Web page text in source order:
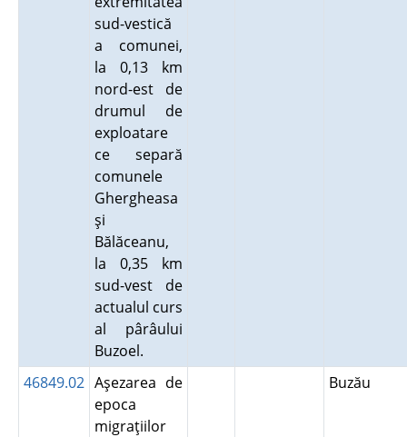
sud-vestică
a comunei,
la 0,13 km
nord-est de
drumul de
exploatare
ce separă
comunele
Ghergheasa
şi
Bălăceanu,
la 0,35 km
sud-vest de
actualul curs
al pârâului
Buzoel.
46849.02 Aşezarea de
epoca
migraţiilor
Buzău